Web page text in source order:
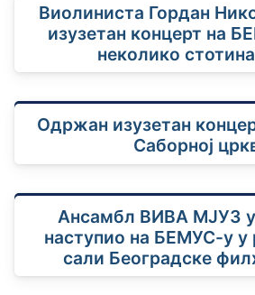
Виолиниста Гордан
изузетан концерт на
неколико
Одржан изузетан
Саборној
Ансамбл ВИВА МЈУЗ
наступио на БЕМУС-у у
сали Београдске